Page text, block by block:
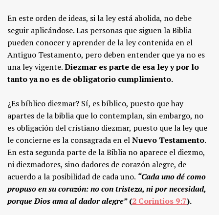
En este orden de ideas, si la ley está abolida, no debe
seguir aplicándose. Las personas que siguen la Biblia
pueden conocer y aprender de la ley contenida en el
Antiguo Testamento, pero deben entender que ya no es
una ley vigente.Diezmar es parte de esa ley y por lo
tanto ya no es de obligatorio cumplimiento.
¿Es bíblico diezmar? Sí, es bíblico, puesto que hay
apartes de la biblia que lo contemplan, sin embargo, no
es obligación del cristiano diezmar, puesto que la ley que
le concierne es la consagrada en elNuevo Testamento.
En esta segunda parte de la Biblia no aparece el diezmo,
ni diezmadores, sino dadores de corazón alegre, de
acuerdo a la posibilidad de cada uno. “Cada uno dé como
propuso en su corazón: no con tristeza, ni por necesidad,
porque Dios ama al dador alegre”(2 Corintios 9:7).